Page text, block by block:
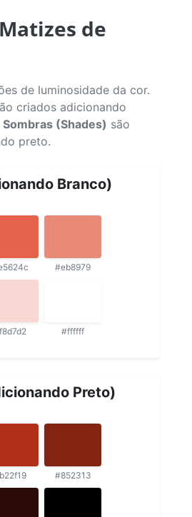
de
de luminosidade da cor.
criados adicionando
Sombras (Shades) são
preto.
Branco)
#eb8979
#ffffff
Preto)
#852313